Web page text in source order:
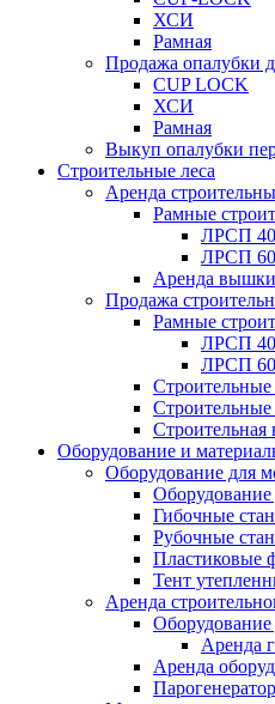
ХСИ
Рамная
Продажа опалубки
CUP LOCK
ХСИ
Рамная
Выкуп опалубки
Строительные леса
Аренда
Рамные
ЛРСП 40
ЛРСП 60
Аренда
Продажа
Рамные
ЛРСП 40
ЛРСП 60
Строительные
Оборудование и
Оборудование для
Оборудование
Гибочные
Рубочные
Пластиковые
Тент
Аренда
Оборудование
Аренда
Аренда